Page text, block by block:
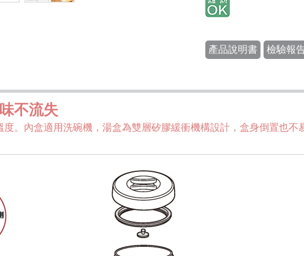
產品說明書 檢驗報
不流失
。內盒適用洗碗機，湯盒為雙層矽膠緩衝機構設計，盒身倒置也不